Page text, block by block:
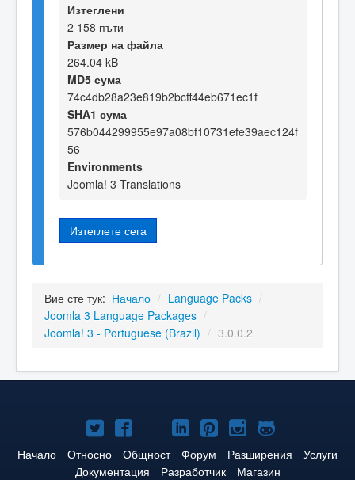
Изтеглени
2 158 пъти
Размер на файла
264.04 kB
MD5 сума
74c4db28a23e819b2bcff44eb671ec1f
SHA1 сума
576b044299955e97a08bf10731efe39aec124f
56
Environments
Joomla! 3 Translations
Изтеглете сега
Вие сте тук: Начало / Language Packs /
Joomla 3 Language Packages /
Joomla! 3 - Portuguese (Brazil) / 3.0.0.2
Joomla!
в
Joomla!
във
Joomla!
в
Joomla!
в
Joomla!
в
Joomla!
в
Joomla!
в
Начало Относно Общност Форум Разширения
Услуги
Документация
Разработчик Магазин